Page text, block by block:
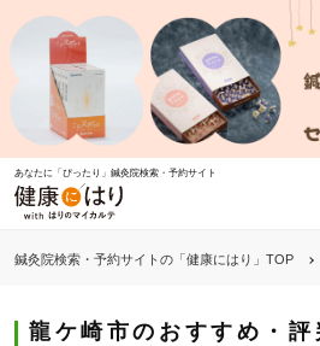
あなたに「ぴったり」鍼灸院検索・予約サイト
鍼灸院検索・予約サイトの「健康にはり」TOP
龍ケ崎市のおすすめ・